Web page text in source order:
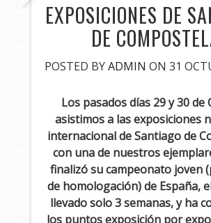
EXPOSICIONES DE
DE
POSTED BYADMIN ON 31
Los pasados días 29 y 30 de
asistimos a las exposiciones
internacional de Santiago de
con una de nuestros
finalizó su campeonato joven
de homologación) de España,
llevado solo 3 semanas, y ha
los puntos exposición por